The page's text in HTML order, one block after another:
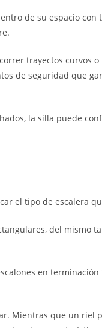
de su espacio con
trayectos curvos o
de seguridad que
la silla puede
el tipo de escalera
del mismo
en
Mientras que un riel